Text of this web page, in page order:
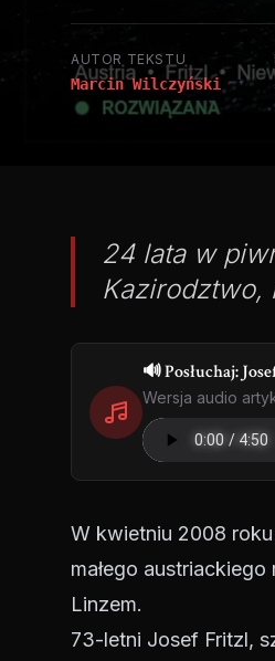
AUTOR TEKSTU
Marcin Wilczyński
24 lata w
Kazirodztwo,
🔊 Posłuchaj:
Wersja audio
W kwietniu 2008 roku
małego
Linzem.
73-letni Josef Fritzl,